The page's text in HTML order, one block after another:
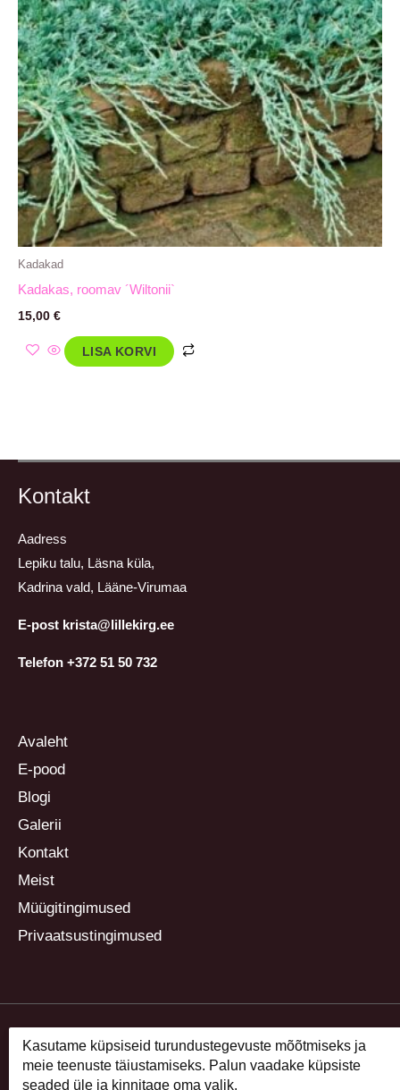
Kadakad
Kadakas, roomav ´Wiltonii`
15,00 €
LISA KORVI
Kontakt
Aadress
Lepiku talu, Läsna küla,
Kadrina vald, Lääne-Virumaa
E-post krista@lillekirg.ee
Telefon +372 51 50 732
Avaleht
E-pood
Blogi
Galerii
Kontakt
Meist
Müügitingimused
Privaatsustingimused
Kasutame küpsiseid turundustegevuste mõõtmiseks ja
meie teenuste täiustamiseks. Palun vaadake küpsiste
seaded üle ja kinnitage oma valik.